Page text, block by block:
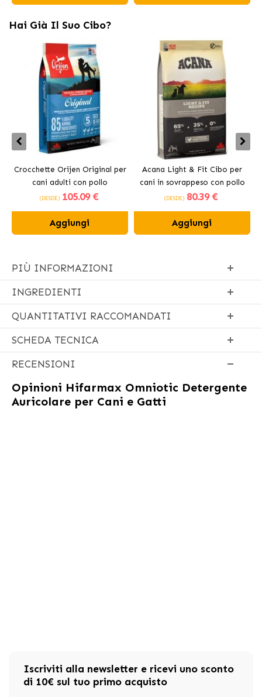
Hai Già Il Suo Cibo?
Crocchette Orijen Original per
cani adulti con pollo
(DESDE) 105.09 €
Aggiungi
Acana Light & Fit Cibo per
cani in sovrappeso con pollo
fresco
(DESDE) 80.39 €
Aggiungi
PIÙ INFORMAZIONI
INGREDIENTI
QUANTITATIVI RACCOMANDATI
SCHEDA TECNICA
RECENSIONI
Opinioni Hifarmax Omniotic Detergente
Auricolare per Cani e Gatti
Iscriviti alla newsletter e ricevi uno sconto
di 10€ sul tuo primo acquisto